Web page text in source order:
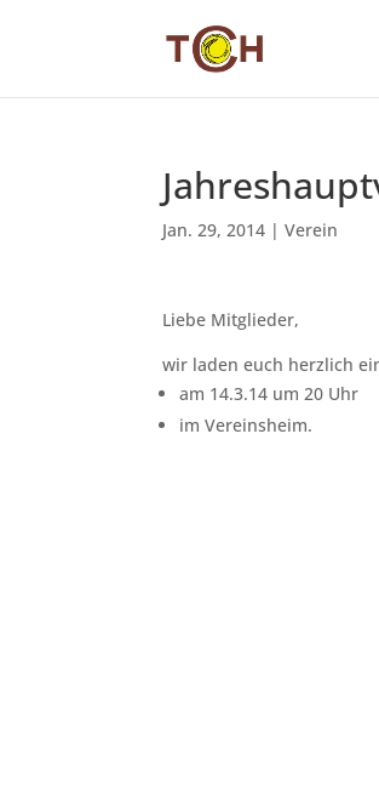
Jan. 29, 2014 |Verein
Liebe Mitglieder,
wir laden euch herzlich
am 14.3.14 um 20 Uhr
im Vereinsheim.